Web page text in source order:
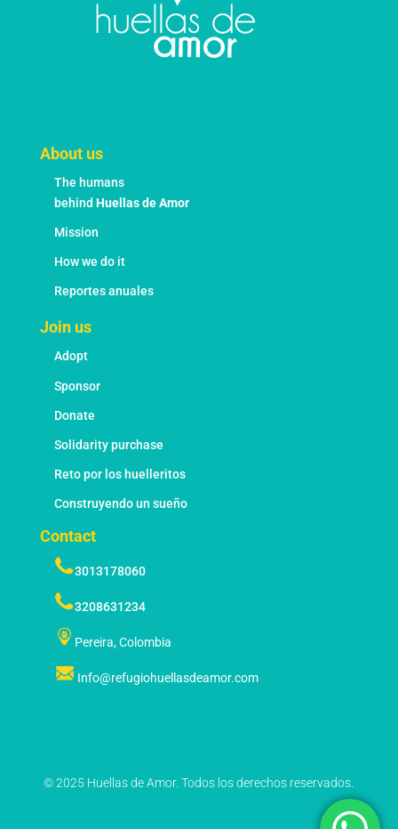
About us
The humans
behind Huellas de Amor
Mission
How we do it
Reportes anuales
Join us
Adopt
Sponsor
Donate
Solidarity purchase
Reto por los huelleritos
Construyendo un sueño
Contact
3013178060
3208631234
Pereira, Colombia
Info@refugiohuellasdeamor.com
© 2025 Huellas de Amor. Todos los derechos reservados.